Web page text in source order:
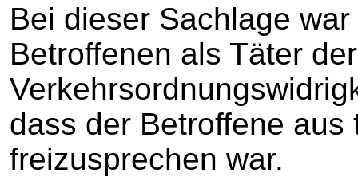
Bei dieser Sachlage
Betroffenen als Täter
dass der Betroffene
freizusprechen war.